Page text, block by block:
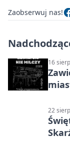
Zaobserwuj nas!
16
22